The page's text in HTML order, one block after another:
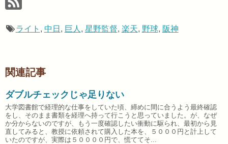
ライト , 中日 , 巨人 , 星野監督, 楽天, 野球, 阪神
関連記事
ダブルチェックじゃ足りない
大学図書館で経理的な仕事をしていた頃、締めに間に合うよう最終確認
をし、そのまま書類を経理へ持って行こうと思っていました。が、なぜ
か分からないのですが、もう一度確認したい衝動に駆られ、最初から見
直してみると、教授に依頼されて購入した本を、５０００円と計上して
いたのですが、実際は５００００円で、慌ててそ...